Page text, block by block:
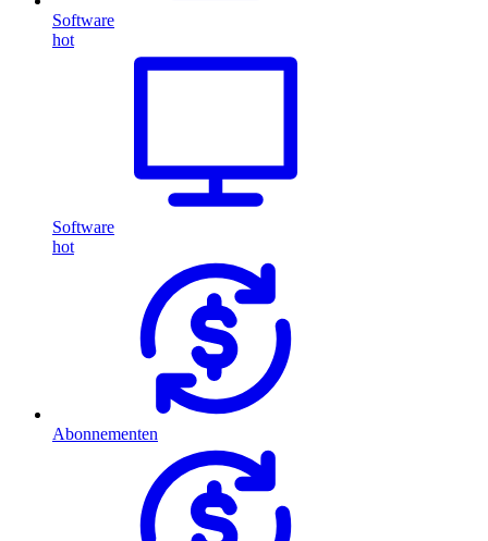
Software
hot
Software
hot
Abonnementen